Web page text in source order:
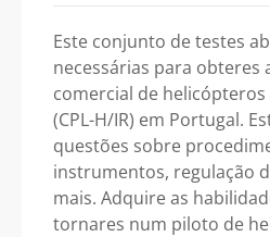
Este conjunto de testes
necessárias para obteres
comercial de
(CPL-H/IR) em Portugal.
questões sobre
instrumentos, regulação
mais. Adquire as
tornares num piloto de